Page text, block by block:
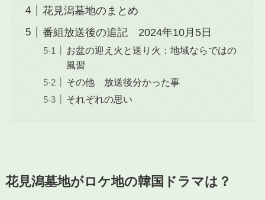
花見潟墓地のまとめ
番組放送後の追記 2024年10月5日
お盆の迎え火と送り火：地域ならではの
風習
その他 放送後分かった事
それぞれの思い
花見潟墓地がロケ地の韓国ドラマは？